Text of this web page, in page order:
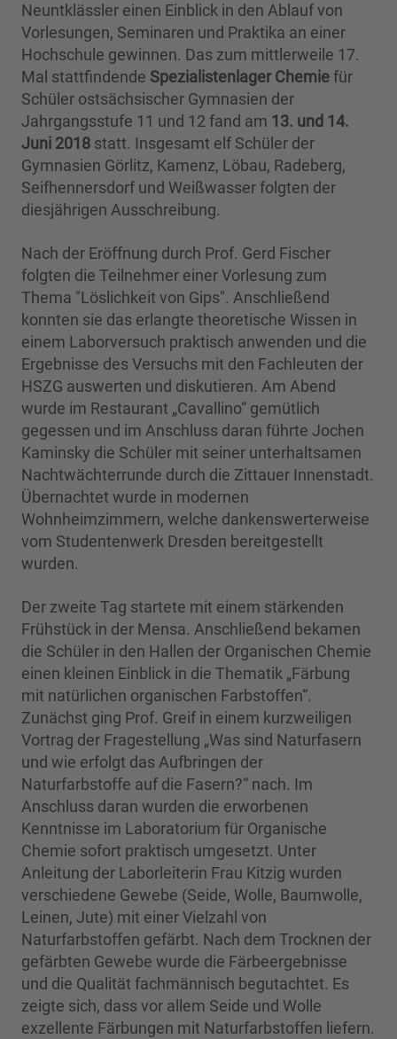
Neuntklässler einen Einblick in den Ablauf von
Vorlesungen, Seminaren und Praktika an einer
Hochschule gewinnen. Das zum mittlerweile 17.
Mal stattfindende Spezialistenlager Chemiefür
Schüler ostsächsischer Gymnasien der
Jahrgangsstufe 11 und 12 fand am 13. und 14.
Juni 2018 statt. Insgesamt elf Schüler der
Gymnasien Görlitz, Kamenz, Löbau, Radeberg,
Seifhennersdorf und Weißwasser folgten der
diesjährigen Ausschreibung.
Nach der Eröffnung durch Prof. Gerd Fischer
folgten die Teilnehmer einer Vorlesung zum
Thema "Löslichkeit von Gips". Anschließend
konnten sie das erlangte theoretische Wissen in
einem Laborversuch praktisch anwenden und die
Ergebnisse des Versuchs mit den Fachleuten der
HSZG auswerten und diskutieren. Am Abend
wurde im Restaurant „Cavallino“ gemütlich
gegessen und im Anschluss daran führte Jochen
Kaminsky die Schüler mit seiner unterhaltsamen
Nachtwächterrunde durch die Zittauer Innenstadt.
Übernachtet wurde in modernen
Wohnheimzimmern, welche dankenswerterweise
vom Studentenwerk Dresden bereitgestellt
wurden.
Der zweite Tag startete mit einem stärkenden
Frühstück in der Mensa. Anschließend bekamen
die Schüler in den Hallen der Organischen Chemie
einen kleinen Einblick in die Thematik „Färbung
mit natürlichen organischen Farbstoffen“.
Zunächst ging Prof. Greif in einem kurzweiligen
Vortrag der Fragestellung „Was sind Naturfasern
und wie erfolgt das Aufbringen der
Naturfarbstoffe auf die Fasern?“ nach. Im
Anschluss daran wurden die erworbenen
Kenntnisse im Laboratorium für Organische
Chemie sofort praktisch umgesetzt. Unter
Anleitung der Laborleiterin Frau Kitzig wurden
verschiedene Gewebe (Seide, Wolle, Baumwolle,
Leinen, Jute) mit einer Vielzahl von
Naturfarbstoffen gefärbt. Nach dem Trocknen der
gefärbten Gewebe wurde die Färbeergebnisse
und die Qualität fachmännisch begutachtet. Es
zeigte sich, dass vor allem Seide und Wolle
exzellente Färbungen mit Naturfarbstoffen liefern.